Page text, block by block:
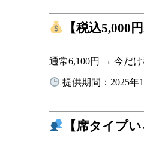
【税込5,000
通常6,100円 → 今だけ
提供期間：2025年
【席タイプ